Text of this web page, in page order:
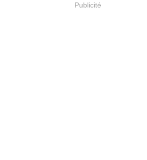
Publicité